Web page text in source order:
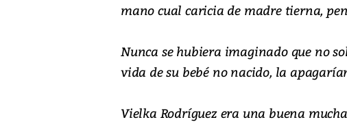
mano cual caricia de madre tierna,
Nunca se hubiera imaginado que no
vida de su bebé no nacido, la
Vielka Rodríguez era una buena